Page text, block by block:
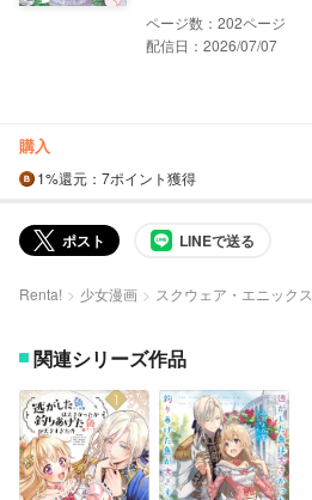
202
配信日：2026/07/07
購入
1%還元 ：7ポイント獲得
ポスト LINEで送る
Renta! 少女漫画 スクウェア・エニックス
関連シリーズ作品